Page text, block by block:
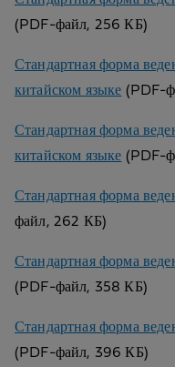
(PDF-файл, 256 КБ)
Стандартная форма
китайском языке (PDF-
Стандартная форма
китайском языке (PDF-
Стандартная форма
файл, 262 КБ)
Стандартная форма
(PDF-файл, 358 КБ)
Стандартная форма
(PDF-файл, 396 КБ)